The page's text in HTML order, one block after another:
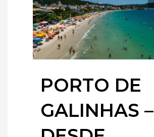
PORTO DE
GALINHAS –